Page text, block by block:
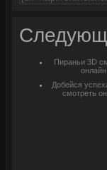
Пираньи 3D
онлайн
Добейся
смотреть